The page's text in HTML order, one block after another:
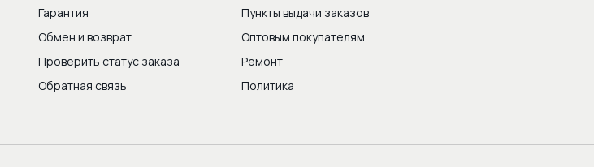
Гарантия
Обмен и возврат
Проверить статус заказа
Обратная связь
Пункты выдачи заказов
Оптовым покупателям
Ремонт
Политика